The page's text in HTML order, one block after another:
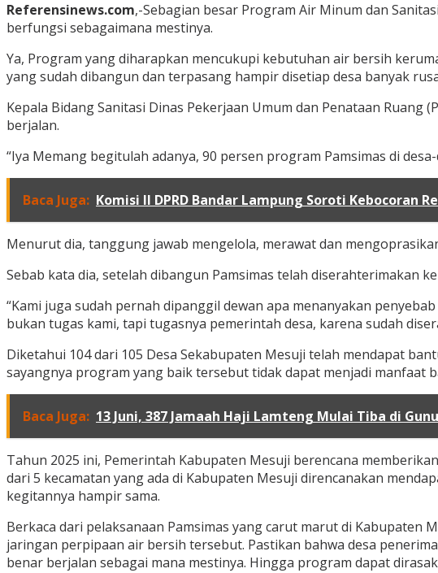
Referensinews.com,-Sebagian besar Program Air Minum dan
berfungsi sebagaimana mestinya.
Ya, Program yang diharapkan mencukupi kebutuhan air bersih
yang sudah dibangun dan terpasang hampir disetiap desa banyak
Kepala Bidang Sanitasi Dinas Pekerjaan Umum dan Penataan
berjalan.
“Iya Memang begitulah adanya, 90 persen program Pamsimas di
Baca Juga: Komisi II DPRD Bandar Lampung Soroti
Menurut dia, tanggung jawab mengelola, merawat dan
Sebab kata dia, setelah dibangun Pamsimas telah diserahterimakan
“Kami juga sudah pernah dipanggil dewan apa menanyakan
bukan tugas kami, tapi tugasnya pemerintah desa, karena sudah
Diketahui 104 dari 105 Desa Sekabupaten Mesuji telah mendapat
sayangnya program yang baik tersebut tidak dapat menjadi manfaat
Baca Juga: 13 Juni, 387 Jamaah Haji Lamteng Mulai Tiba di
Tahun 2025 ini, Pemerintah Kabupaten Mesuji berencana
dari 5 kecamatan yang ada di Kabupaten Mesuji direncanakan
kegitannya hampir sama.
Berkaca dari pelaksanaan Pamsimas yang carut marut di
jaringan perpipaan air bersih tersebut. Pastikan bahwa desa
benar berjalan sebagai mana mestinya. Hingga program dapat